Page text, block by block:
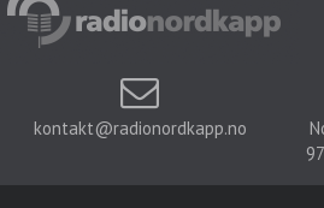
kontakt@radionordkapp.no